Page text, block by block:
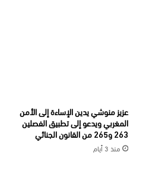
عزيز منوشي يدين الإساءة إلى الأمن
المغربي ويدعو إلى تطبيق الفصلين
263 و265 من القانون الجنائي
منذ 3 أيام